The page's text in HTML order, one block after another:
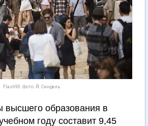
Flash90. Фото: Й. Синдель
высшего образования в
году составит 9,45